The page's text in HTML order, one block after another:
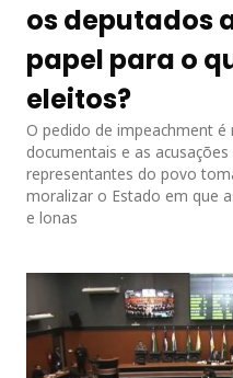
os deputados
papel para o
eleitos?
O pedido de impeachment
documentais e as
representantes do povo
moralizar o Estado em que
e lonas